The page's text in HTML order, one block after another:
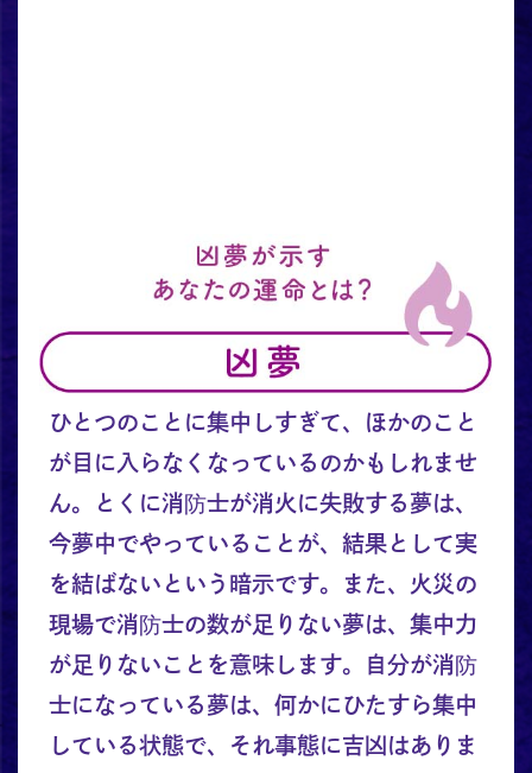
ひとつのことに集中しすぎて、ほかのこと
が目に入らなくなっているのかもしれませ
ん。とくに消防士が消火に失敗する夢は、
今夢中でやっていることが、結果として実
を結ばないという暗示です。また、火災の
現場で消防士の数が足りない夢は、集中力
が足りないことを意味します。自分が消防
士になっている夢は、何かにひたすら集中
している状態で、それ事態に吉凶はありま